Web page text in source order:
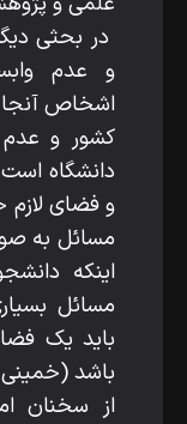
در بحثی
و عدم
اشخاص آن­جا
کشور و عدم
دانشگاه
و فضای لازم
مسائل به
این­که
مسائل
باید یک
از سخنان